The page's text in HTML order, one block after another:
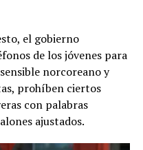
el gobierno
de los jóvenes para
norcoreano y
prohíben ciertos
con palabras
ajustados.